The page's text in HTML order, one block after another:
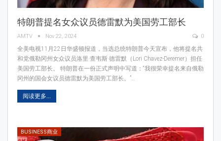
特朗普提名女众议员德雷默为美国劳工部长
AMTV Nov 22, 2024 0
全美电视11月22日华盛顿报道，当选总统特朗普今天宣布，他将提名共
和党俄勒冈州女众议员洛里·查韦斯·德雷默（Lori Chavez-Deremer）担任
美国劳工部长。 特朗普在一份正式声明中写道：“我很荣幸提名来自俄勒
冈州的国会女议员德雷默为美国劳工部长。”…
阅读更多...
BUSINESS商业